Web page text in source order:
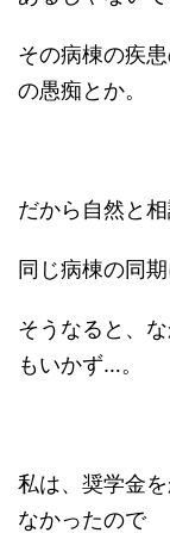
その病棟の疾
の愚痴とか。
だから自然と
同じ病棟の同期
そうなると、
もいかず…。
私は、奨学金
なかったので